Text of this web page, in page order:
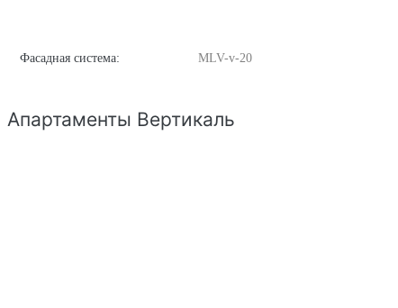
Фасадная система: MLV-v-20
Апартаменты Вертикаль